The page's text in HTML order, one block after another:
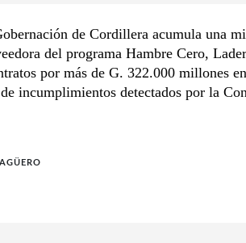
de Cordillera acumula una
del programa Hambre Cero,
por más de G. 322.000 millones
de incumplimientos detectados por la